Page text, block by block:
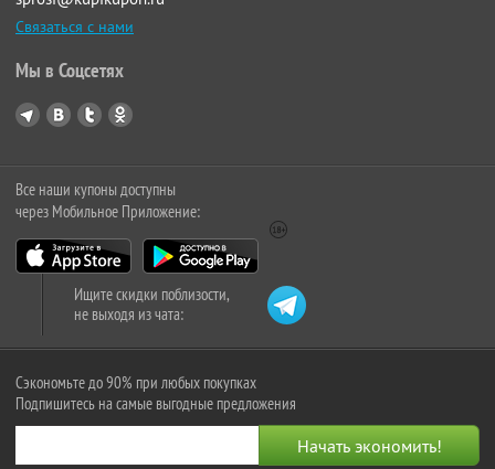
Связаться с нами
Мы в Соцсетях
Все наши купоны доступны
через Мобильное Приложение:
Ищите скидки поблизости,
не выходя из чата:
Сэкономьте до 90% при любых покупках
Подпишитесь на самые выгодные предложения